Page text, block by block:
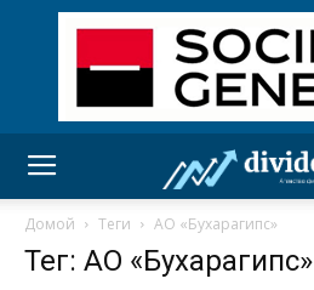
Домой Теги АО «Бухарагипс»
Тег: АО «Бухарагипс»